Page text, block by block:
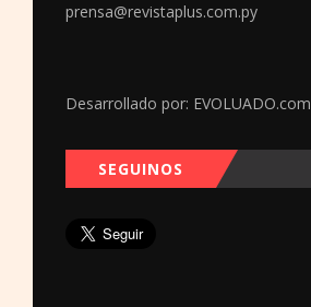
prensa@revistaplus.com.py
Desarrollado por: EVOLUADO.com
SEGUINOS